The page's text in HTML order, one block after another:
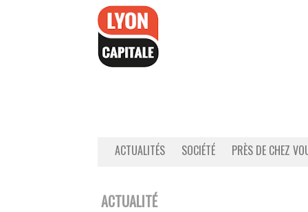
ACTUALITÉS SOCIÉTÉ PRÈS DE CHEZ
ACTUALITÉ